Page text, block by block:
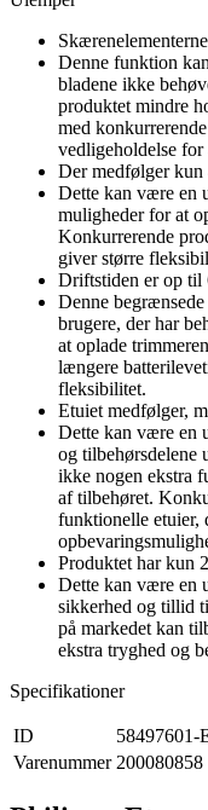
Denne funktion
bladene ikke
produktet mindre
med
vedligeholdelse for
Der medfølger
Dette kan være en
muligheder for at
Konkurrerende
giver større
Driftstiden er op til
Denne
brugere, der har
at oplade
længere
fleksibilitet.
Etuiet medfølger,
Dette kan være en
og tilbehørsdelene
ikke nogen ekstra
af tilbehøret.
funktionelle etuier,
Produktet har kun
Dette kan være en
sikkerhed og tillid
på markedet kan
ekstra tryghed og
Specifikationer
ID
58497601-
Varenummer 200080858